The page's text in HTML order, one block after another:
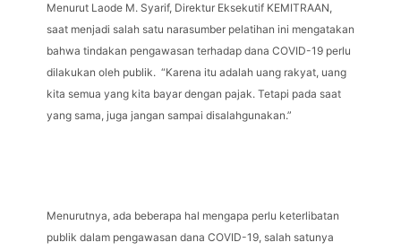
Menurut Laode M. Syarif, Direktur Eksekutif KEMITRAAN,
saat menjadi salah satu narasumber pelatihan ini mengatakan
bahwa tindakan pengawasan terhadap dana COVID-19 perlu
dilakukan oleh publik. “Karena itu adalah uang rakyat, uang
kita semua yang kita bayar dengan pajak. Tetapi pada saat
yang sama, juga jangan sampai disalahgunakan.”
Menurutnya, ada beberapa hal mengapa perlu keterlibatan
publik dalam pengawasan dana COVID-19, salah satunya